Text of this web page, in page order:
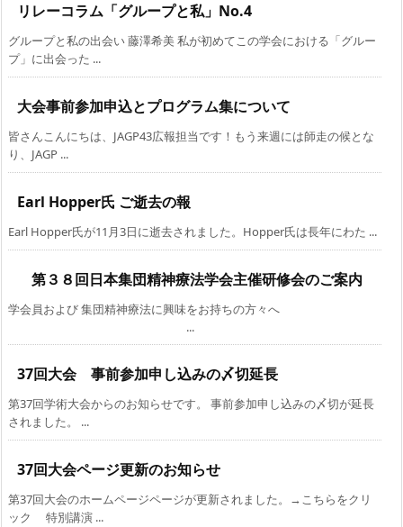
リレーコラム「グループと私」No.4
グループと私の出会い 藤澤希美 私が初めてこの学会における「グルー
プ」に出会った ...
大会事前参加申込とプログラム集について
皆さんこんにちは、JAGP43広報担当です！もう来週には師走の候とな
り、JAGP ...
Earl Hopper氏 ご逝去の報
Earl Hopper氏が11月3日に逝去されました。Hopper氏は長年にわた ...
第３８回日本集団精神療法学会主催研修会のご案内
学会員および 集団精神療法に興味をお持ちの方々へ
...
37回大会 事前参加申し込みの〆切延長
第37回学術大会からのお知らせです。 事前参加申し込みの〆切が延長
されました。 ...
37回大会ページ更新のお知らせ
第37回大会のホームページページが更新されました。→こちらをクリ
ック 特別講演 ...